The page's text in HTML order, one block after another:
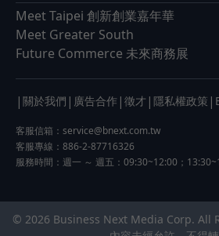
Meet Taipei 創新創業嘉年華
Meet Greater South
Future Commerce 未來商務展
| 關於我們 | 廣告合作 | 徵才 | 隱私權政策 |
客服信箱： service@bnext.com.tw
客服專線：886-2-87716326
服務時間：週一 ～ 週五：09:30~12:00；
© 2026 Business Next Media Corp. All